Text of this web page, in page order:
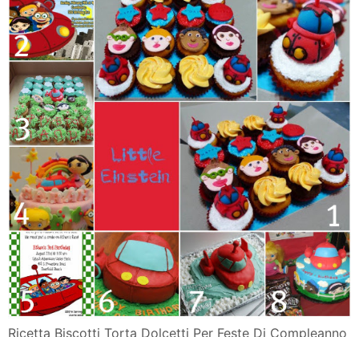
Ricetta Biscotti Torta Dolcetti Per Feste Di Compleanno